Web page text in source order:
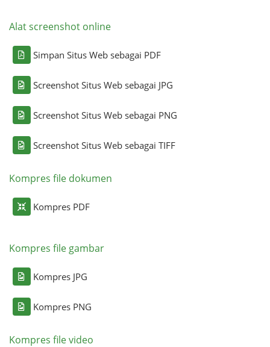
Alat screenshot online
Simpan Situs Web sebagai PDF
Screenshot Situs Web sebagai JPG
Screenshot Situs Web sebagai PNG
Screenshot Situs Web sebagai TIFF
Kompres file dokumen
Kompres PDF
Kompres file gambar
Kompres JPG
Kompres PNG
Kompres file video